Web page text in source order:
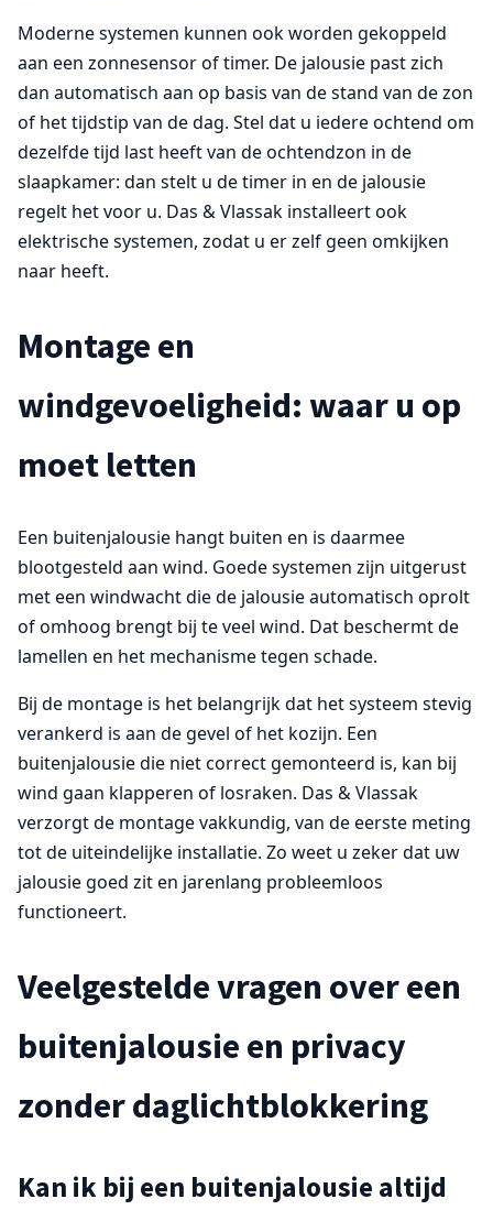
Moderne systemen kunnen ook worden gekoppeld
aan een zonnesensor of timer. De jalousie past zich
dan automatisch aan op basis van de stand van de zon
of het tijdstip van de dag. Stel dat u iedere ochtend om
dezelfde tijd last heeft van de ochtendzon in de
slaapkamer: dan stelt u de timer in en de jalousie
regelt het voor u. Das & Vlassak installeert ook
elektrische systemen, zodat u er zelf geen omkijken
naar heeft.
Montage en
windgevoeligheid: waar u op
moet letten
Een buitenjalousie hangt buiten en is daarmee
blootgesteld aan wind. Goede systemen zijn uitgerust
met een windwacht die de jalousie automatisch oprolt
of omhoog brengt bij te veel wind. Dat beschermt de
lamellen en het mechanisme tegen schade.
Bij de montage is het belangrijk dat het systeem stevig
verankerd is aan de gevel of het kozijn. Een
buitenjalousie die niet correct gemonteerd is, kan bij
wind gaan klapperen of losraken. Das & Vlassak
verzorgt de montage vakkundig, van de eerste meting
tot de uiteindelijke installatie. Zo weet u zeker dat uw
jalousie goed zit en jarenlang probleemloos
functioneert.
Veelgestelde vragen over een
buitenjalousie en privacy
zonder daglichtblokkering
Kan ik bij een buitenjalousie altijd